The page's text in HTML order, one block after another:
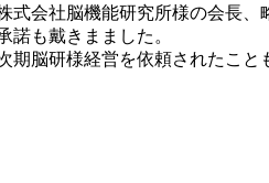
機能研究所様の会長、略称
きまました。
様経営を依頼されたこと